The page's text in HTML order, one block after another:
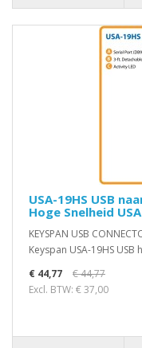
USA-19HS USB
Hoge Snelheid
KEYSPAN USB
Keyspan USA-19HS
€ 44,77
€ 44,77
Excl. BTW: € 37,00